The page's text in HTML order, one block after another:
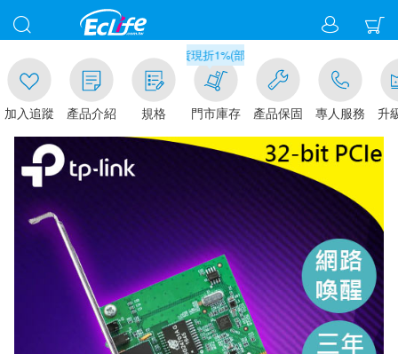
入追蹤 產品介紹 規格
滿千元門市取貨現折1%(部分商品不適用)-請點我看
門市庫存 產品保固 專人服務 升